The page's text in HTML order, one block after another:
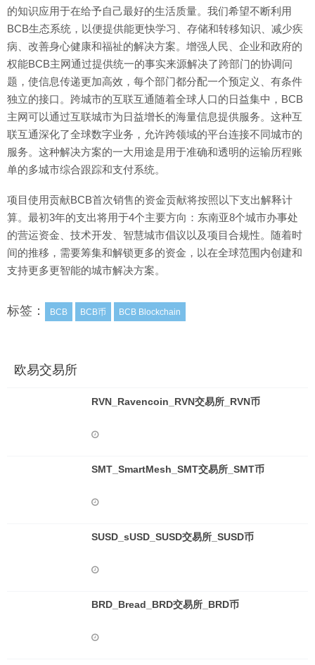
的知识应用于在给予自己最好的生活质量。我们希望不断利用
BCB生态系统，以便提供能更快学习、存储和转移知识、减少疾
病、改善身心健康和福祉的解决方案。增强人民、企业和政府的
权能BCB主网通过提供统一的事实来源解决了跨部门的协调问
题，使信息传递更加高效，每个部门都分配一个预定义、有条件
独立的接口。跨城市的互联互通随着全球人口的日益集中，BCB
主网可以通过互联城市为日益增长的海量信息提供服务。这种互
联互通深化了全球数字业务，允许跨领域的平台连接不同城市的
服务。这种解决方案的一大用途是用于准确和透明的运输历程账
单的多城市综合跟踪和支付系统。
项目使用贡献BCB首次销售的资金贡献将按照以下支出解释计
算。最初3年的支出将用于4个主要方向：东南亚8个城市办事处
的营运资金、技术开发、智慧城市倡议以及项目合规性。随着时
间的推移，需要筹集和解锁更多的资金，以在全球范围内创建和
支持更多更智能的城市解决方案。
标签： BCB BCB币 BCB Blockchain
欧易交易所
RVN_Ravencoin_RVN交易所_RVN币
SMT_SmartMesh_SMT交易所_SMT币
SUSD_sUSD_SUSD交易所_SUSD币
BRD_Bread_BRD交易所_BRD币